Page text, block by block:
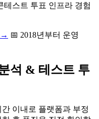
테스트 투표 인프라 경험
→ 📅 2018년부터 운영
석 & 테스트 투
이내로 플랫폼과 부정